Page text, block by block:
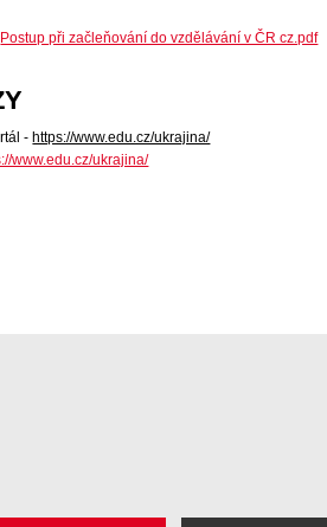
Postup při začleňování do vzdělávání v ČR cz.pdf
- https://www.edu.cz/ukrajina/
www.edu.cz/ukrajina/